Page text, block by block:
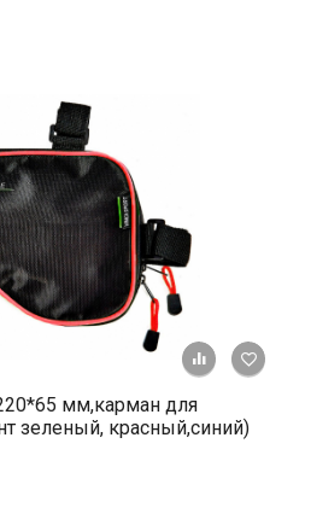
+ К
мм,карман для
зеленый, красный,синий)